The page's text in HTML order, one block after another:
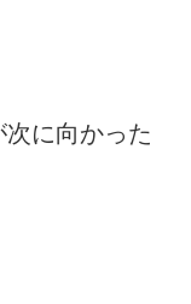
に向かった